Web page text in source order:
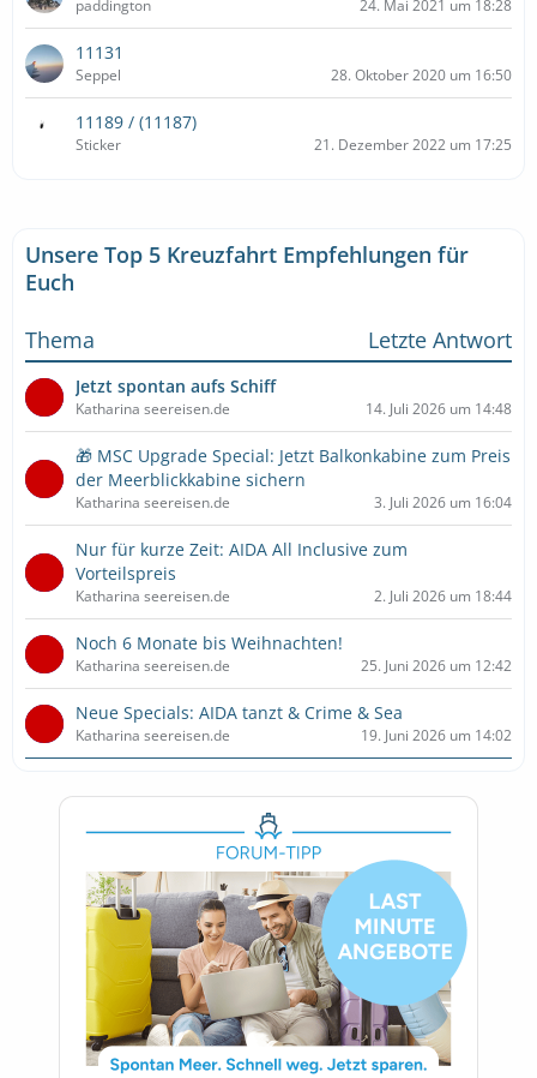
paddington 24. Mai 2021 um 18:28
11131
Seppel 28. Oktober 2020 um 16:50
11189 / (11187)
Sticker 21. Dezember 2022 um 17:25
Unsere Top 5 Kreuzfahrt Empfehlungen für
Euch
Thema
Letzte Antwort
Jetzt spontan aufs Schiff
Katharina seereisen.de 14. Juli 2026 um 14:48
🎁 MSC Upgrade Special: Jetzt Balkonkabine zum Preis
der Meerblickkabine sichern
Katharina seereisen.de 3. Juli 2026 um 16:04
Nur für kurze Zeit: AIDA All Inclusive zum
Vorteilspreis
Katharina seereisen.de 2. Juli 2026 um 18:44
Noch 6 Monate bis Weihnachten!
Katharina seereisen.de 25. Juni 2026 um 12:42
Neue Specials: AIDA tanzt & Crime & Sea
Katharina seereisen.de 19. Juni 2026 um 14:02